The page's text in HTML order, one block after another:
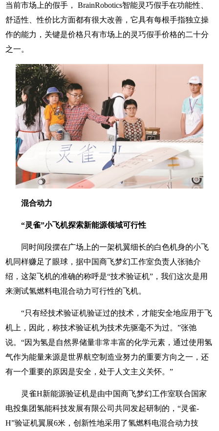
当前市场上的假手， BrainRobotics智能灵巧假手在功能性、
舒适性、性价比方面都有很大改善，它具有每根手指独立操
作的能力，关键是价格只有市场上的灵巧假手价格的二十分
之一。
混合动力
“灵雀”小飞机探索新能源领域可行性
同时间段摆在广场上的一架机翼细长的白色机身的小飞
机同样赚足了眼球，据中国商飞梦幻工作室负责人张驰介
绍，这架飞机的准确的称呼是“技术验证机”，我们这次是用
来测试氢燃料电混合动力可行性的飞机。
“只有经技术验证机验证过的技术，才能安全地应用于飞
机上，因此，称技术验证机为技术先驱毫不为过。”张弛
说。“因为氢是自然界储量非常丰富的化学元素，通过使用氢
气作为能量来源是世界航空制造业努力的重要方向之一，还
有一个重要的原因是安全，处于人文主义关怀。”
灵雀H新能源验证机是由中国商飞梦幻工作室联合国家
电投集团氢能科技发展有限公司共同发起研制的，“灵雀-
H”验证机翼展6米，创新性地采用了氢燃料电混合动力技